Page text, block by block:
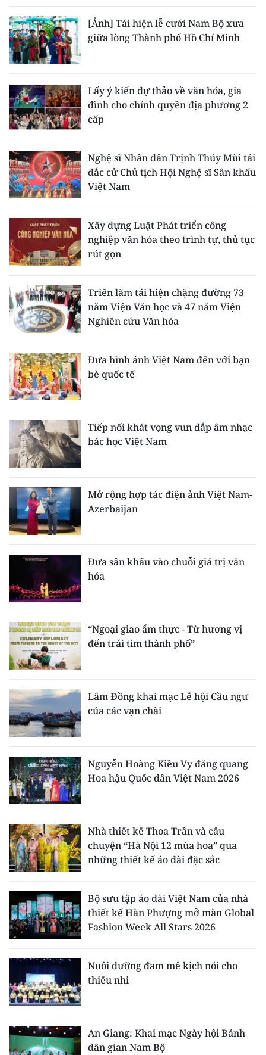
[Ảnh] Tái hiện lễ cưới Nam Bộ xưa
giữa lòng Thành phố Hồ Chí Minh
Lấy ý kiến dự thảo về văn hóa, gia
đình cho chính quyền địa phương 2
cấp
Nghệ sĩ Nhân dân Trịnh Thúy Mùi tái
đắc cử Chủ tịch Hội Nghệ sĩ Sân khấu
Việt Nam
Xây dựng Luật Phát triển công
nghiệp văn hóa theo trình tự, thủ tục
rút gọn
Triển lãm tái hiện chặng đường 73
năm Viện Văn học và 47 năm Viện
Nghiên cứu Văn hóa
Đưa hình ảnh Việt Nam đến với bạn
bè quốc tế
Tiếp nối khát vọng vun đắp âm nhạc
bác học Việt Nam
Mở rộng hợp tác điện ảnh Việt Nam-
Azerbaijan
Đưa sân khấu vào chuỗi giá trị văn
hóa
“Ngoại giao ẩm thực - Từ hương vị
đến trái tim thành phố”
Lâm Đồng khai mạc Lễ hội Cầu ngư
của các vạn chài
Nguyễn Hoàng Kiều Vy đăng quang
Hoa hậu Quốc dân Việt Nam 2026
Nhà thiết kế Thoa Trần và câu
chuyện “Hà Nội 12 mùa hoa” qua
những thiết kế áo dài đặc sắc
Bộ sưu tập áo dài Việt Nam của nhà
thiết kế Hàn Phượng mở màn Global
Fashion Week All Stars 2026
Nuôi dưỡng đam mê kịch nói cho
thiếu nhi
An Giang: Khai mạc Ngày hội Bánh
dân gian Nam Bộ